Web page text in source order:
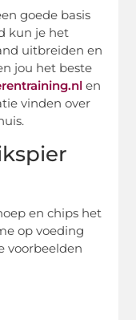
goede basis
kun je het
uitbreiden en
jou het beste
en
vinden over
en chips het
op voeding
voorbeelden